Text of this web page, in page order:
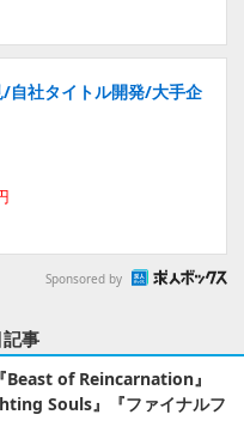
自社タイトル開発/大手企
Sponsored by
事
Beast of Reincarnation』
Souls』『ファイナルフ